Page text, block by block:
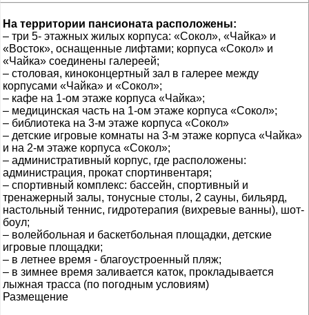
На территории пансионата расположены:
– три 5- этажных жилых корпуса: «Сокол», «Чайка» и
«Восток», оснащенные лифтами; корпуса «Сокол» и
«Чайка» соединены галереей;
– столовая, киноконцертный зал в галерее между
корпусами «Чайка» и «Сокол»;
– кафе на 1-ом этаже корпуса «Чайка»;
– медицинская часть на 1-ом этаже корпуса «Сокол»;
– библиотека на 3-м этаже корпуса «Сокол»
– детские игровые комнаты на 3-м этаже корпуса «Чайка»
и на 2-м этаже корпуса «Сокол»;
– административный корпус, где расположены:
администрация, прокат спортинвентаря;
– спортивный комплекс: бассейн, спортивный и
тренажерный залы, тонусные столы, 2 сауны, бильярд,
настольный теннис, гидротерапия (вихревые ванны), шот-
боул;
– волейбольная и баскетбольная площадки, детские
игровые площадки;
– в летнее время - благоустроенный пляж;
– в зимнее время заливается каток, прокладывается
лыжная трасса (по погодным условиям)
Размещение